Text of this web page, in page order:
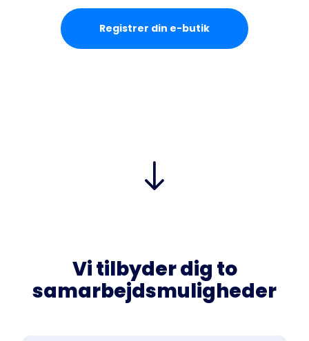
Registrer din e-butik
Vi tilbyder dig to
samarbejdsmuligheder